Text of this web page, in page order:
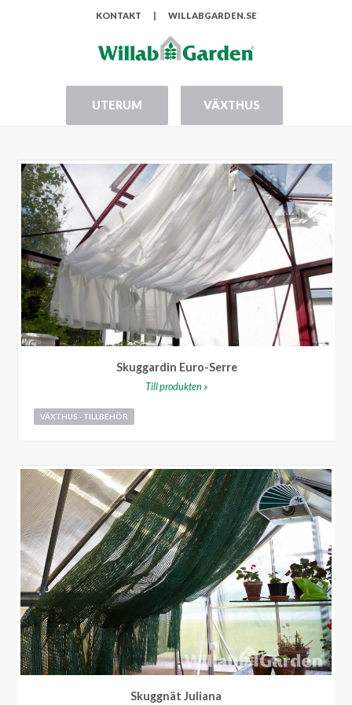
KONTAKT | WILLABGARDEN.SE
UTERUM VÄXTHUS
Skuggardin Euro-Serre
Till produkten »
VÄXTHUS - TILLBEHÖR
Aluminiumhylla Juliana
Skuggnät Juliana